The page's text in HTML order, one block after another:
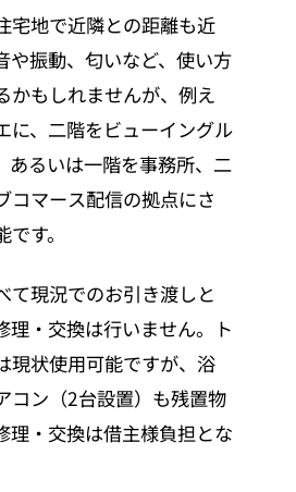
宅地で近隣との距離も近
や振動、匂いなど、使い方
かもしれませんが、例え
に、二階をビューイングル
あるいは一階を事務所、二
コマース配信の拠点にさ
す。
て現況でのお引き渡しと
理・交換は行いません。ト
現状使用可能ですが、浴
コン（2台設置）も残置物
理・交換は借主様負担とな